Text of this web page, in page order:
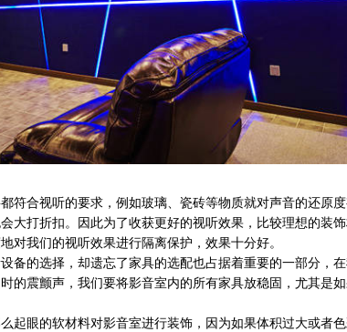
符合视听的要求，例如玻璃、瓷砖等物质就对声音的还原
大打折扣。因此为了收获更好的视听效果，比较理想的装
对我们的视听效果进行隔离保护，效果十分好。
备的选择，却遗忘了家具的选配也占据着重要的一部分，
的震颤声，我们要将影音室内的所有家具放稳固，尤其是
起眼的软材料对影音室进行装饰，因为如果体积过大或者